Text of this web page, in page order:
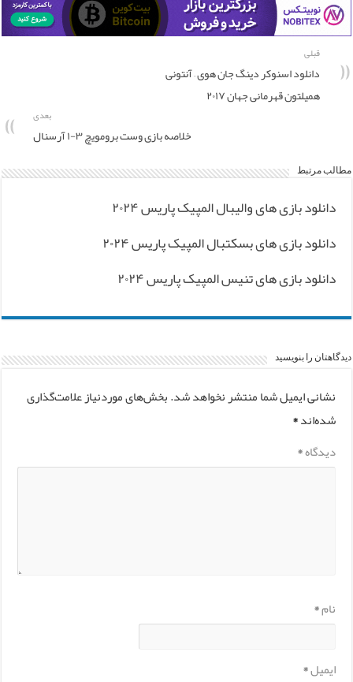
قبلی
دانلود اسنوکر دینگ جان هوی – آنتونی
همیلتون قهرمانی جهان ۲۰۱۷
بعدی
خلاصه بازی وست برومویچ ۳-۱ آرسنال
مطالب مرتبط
دانلود بازی های والیبال المپیک پاریس ۲۰۲۴
دانلود بازی های بسکتبال المپیک پاریس ۲۰۲۴
دانلود بازی های تنیس المپیک پاریس ۲۰۲۴
دیدگاهتان را بنویسید
نشانی ایمیل شما منتشر نخواهد شد.بخش‌های موردنیاز علامت‌گذاری
شده‌اند*
دیدگاه*
نام*
ایمیل*